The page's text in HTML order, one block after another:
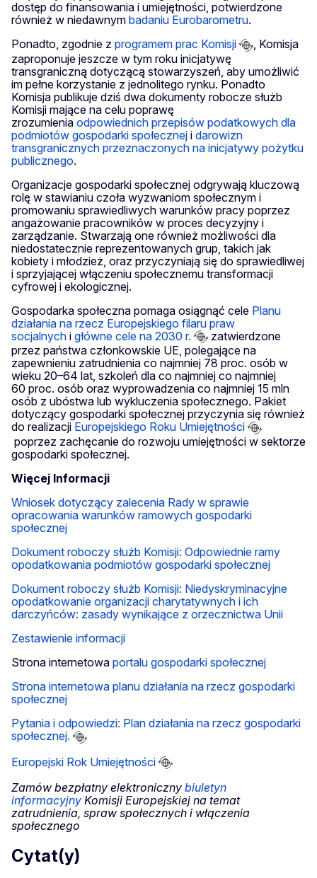
dostęp do finansowania i umiejętności, potwierdzone
również w niedawnym badaniu Eurobarometru.
Ponadto, zgodnie z programem prac Komisji
, Komisja
zaproponuje jeszcze w tym roku inicjatywę
transgraniczną dotyczącą stowarzyszeń, aby umożliwić
im pełne korzystanie z jednolitego rynku. Ponadto
Komisja publikuje dziś dwa dokumenty robocze służb
Komisji mające na celu poprawę
zrozumienia odpowiednich przepisów podatkowych dla
podmiotów gospodarki społecznej i darowizn
transgranicznych przeznaczonych na inicjatywy pożytku
publicznego.
Organizacje gospodarki społecznej odgrywają kluczową
rolę w stawianiu czoła wyzwaniom społecznym i
promowaniu sprawiedliwych warunków pracy poprzez
angażowanie pracowników w proces decyzyjny i
zarządzanie. Stwarzają one również możliwości dla
niedostatecznie reprezentowanych grup, takich jak
kobiety i młodzież, oraz przyczyniają się do sprawiedliwej
i sprzyjającej włączeniu społecznemu transformacji
cyfrowej i ekologicznej.
Gospodarka społeczna pomaga osiągnąć cele Planu
działania na rzecz Europejskiego filaru praw
socjalnych i główne cele na 2030 r.
zatwierdzone
przez państwa członkowskie UE, polegające na
zapewnieniu zatrudnienia co najmniej 78 proc. osób w
wieku 20–64 lat, szkoleń dla co najmniej co najmniej
60 proc. osób oraz wyprowadzenia co najmniej 15 mln
osób z ubóstwa lub wykluczenia społecznego. Pakiet
dotyczący gospodarki społecznej przyczynia się również
do realizacji Europejskiego Roku Umiejętności
poprzez zachęcanie do rozwoju umiejętności w sektorze
gospodarki społecznej.
Więcej Informacji
Wniosek dotyczący zalecenia Rady w sprawie
opracowania warunków ramowych gospodarki
społecznej
Dokument roboczy służb Komisji: Odpowiednie ramy
opodatkowania podmiotów gospodarki społecznej
Dokument roboczy służb Komisji: Niedyskryminacyjne
opodatkowanie organizacji charytatywnych i ich
darczyńców: zasady wynikające z orzecznictwa Unii
Zestawienie informacji
Strona internetowa portalu gospodarki społecznej
Strona internetowa planu działania na rzecz gospodarki
społecznej
Pytania i odpowiedzi: Plan działania na rzecz gospodarki
społecznej.
Europejski Rok Umiejętności
Zamów bezpłatny elektroniczny biuletyn
informacyjny Komisji Europejskiej na temat
zatrudnienia, spraw społecznych i włączenia
społecznego
Cytat(y)